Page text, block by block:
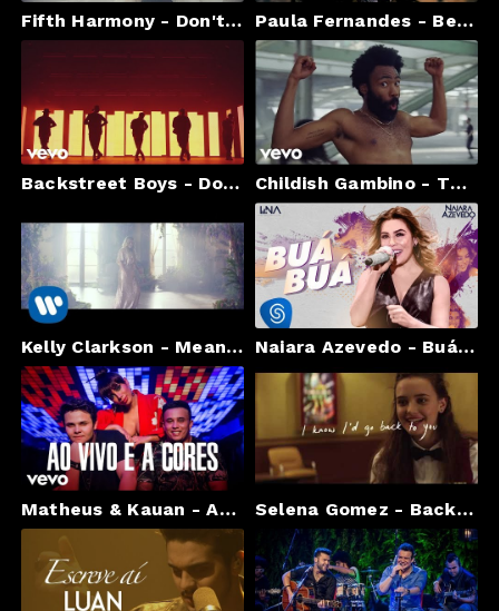
Fifth Harmony - Don't Say You Love Me Paula Fernandes - Beijo Bom
Backstreet Boys - Don't Go Breaking My Heart (Official Video) Childish Gambino - This Is America (Official Video)
Kelly Clarkson - Meaning of Life [Official Video] Naiara Azevedo - Buá Buá (Ao Vivo)
Matheus & Kauan - Ao Vivo E A Cores ft. Anitta Selena Gomez - Back To You (Lyric Video)